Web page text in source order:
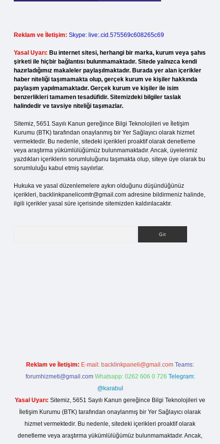
Reklam ve İletişim: Skype: live:.cid.575569c608265c69
Yasal Uyarı: Bu internet sitesi, herhangi bir marka, kurum veya şahıs
şirketi ile hiçbir bağlantısı bulunmamaktadır. Sitede yalnızca kendi
hazırladığımız makaleler paylaşılmaktadır. Burada yer alan içerikler
haber niteliği taşımamakta olup, gerçek kurum ve kişiler hakkında
paylaşım yapılmamaktadır. Gerçek kurum ve kişiler ile isim
benzerlikleri tamamen tesadüfidir. Sitemizdeki bilgiler taslak
halindedir ve tavsiye niteliği taşımazlar.
Sitemiz, 5651 Sayılı Kanun gereğince Bilgi Teknolojileri ve İletişim
Kurumu (BTK) tarafından onaylanmış bir Yer Sağlayıcı olarak hizmet
vermektedir. Bu nedenle, sitedeki içerikleri proaktif olarak denetleme
veya araştırma yükümlülüğümüz bulunmamaktadır. Ancak, üyelerimiz
yazdıkları içeriklerin sorumluluğunu taşımakta olup, siteye üye olarak bu
sorumluluğu kabul etmiş sayılırlar.
Hukuka ve yasal düzenlemelere aykırı olduğunu düşündüğünüz
içerikleri, backlinkpanelicomtr@gmail.com adresine bildirmeniz halinde,
ilgili içerikler yasal süre içerisinde sitemizden kaldırılacaktır.
Reklam ve İletişim: E-mail: backlinkpaneli@gmail.com Teams:
forumhizmeti@gmail.com Whatsapp: 0262 606 0 726 Telegram:
@karabul
Yasal Uyarı: Sitemiz, 5651 Sayılı Kanun gereğince Bilgi Teknolojileri ve
İletişim Kurumu (BTK) tarafından onaylanmış bir Yer Sağlayıcı olarak
hizmet vermektedir. Bu nedenle, sitedeki içerikleri proaktif olarak
denetleme veya araştırma yükümlülüğümüz bulunmamaktadır. Ancak,